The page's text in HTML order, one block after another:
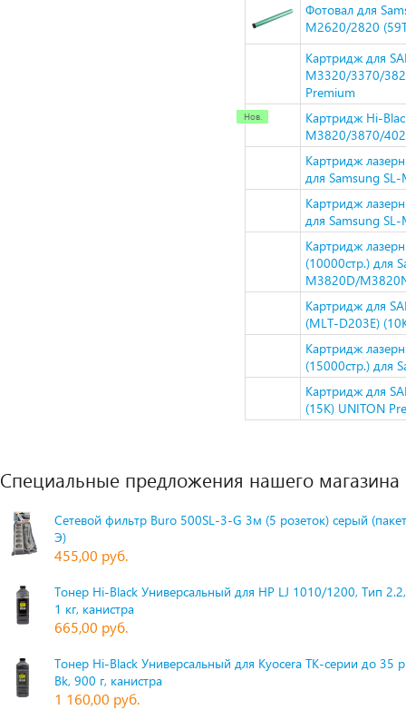
Фотовал для
M2620/2820
Картридж для
M3320/3370/
Premium
Картридж Hi-
M3820/3870/
Картридж
для Samsung
Картридж
для Samsung
Картридж
(10000стр.) для
M3820D/
Картридж для
(MLT-D203E)
Картридж
(15000стр.) для
Картридж для
(15K) UNITON
Специальные предложения нашего магазина
Сетевой фильтр Buro 500SL-3-G 3м (5 розеток) серый
Э)
455,00 руб.
Тонер Hi-Black Универсальный для HP LJ 1010/1200, Тип
1 кг, канистра
665,00 руб.
Тонер Hi-Black Универсальный для Kyocera TK-серии до 35
Bk, 900 г, канистра
1 160,00 руб.